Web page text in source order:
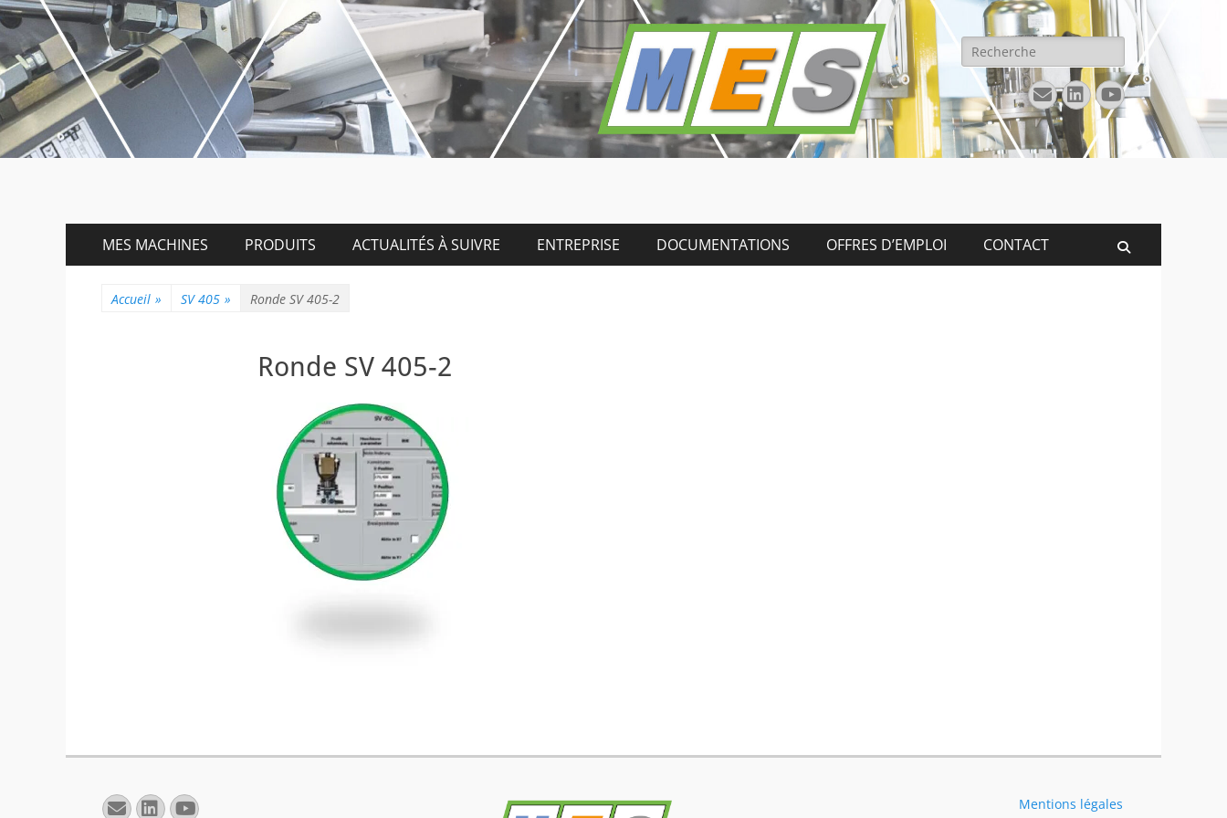
Rechercher :
E-
mail
Linkedin
YouTube
Menu
principal
MES MACHINES PRODUITS ACTUALITÉS À SUIVRE ENTREPRISE DOCUMENTATIONS OFFRES D’EMPLOI CONTACT
Accueil » SV 405 » Ronde SV 405-2
Ronde SV 405-2
E-
Linkedin
YouTube Mentions légales